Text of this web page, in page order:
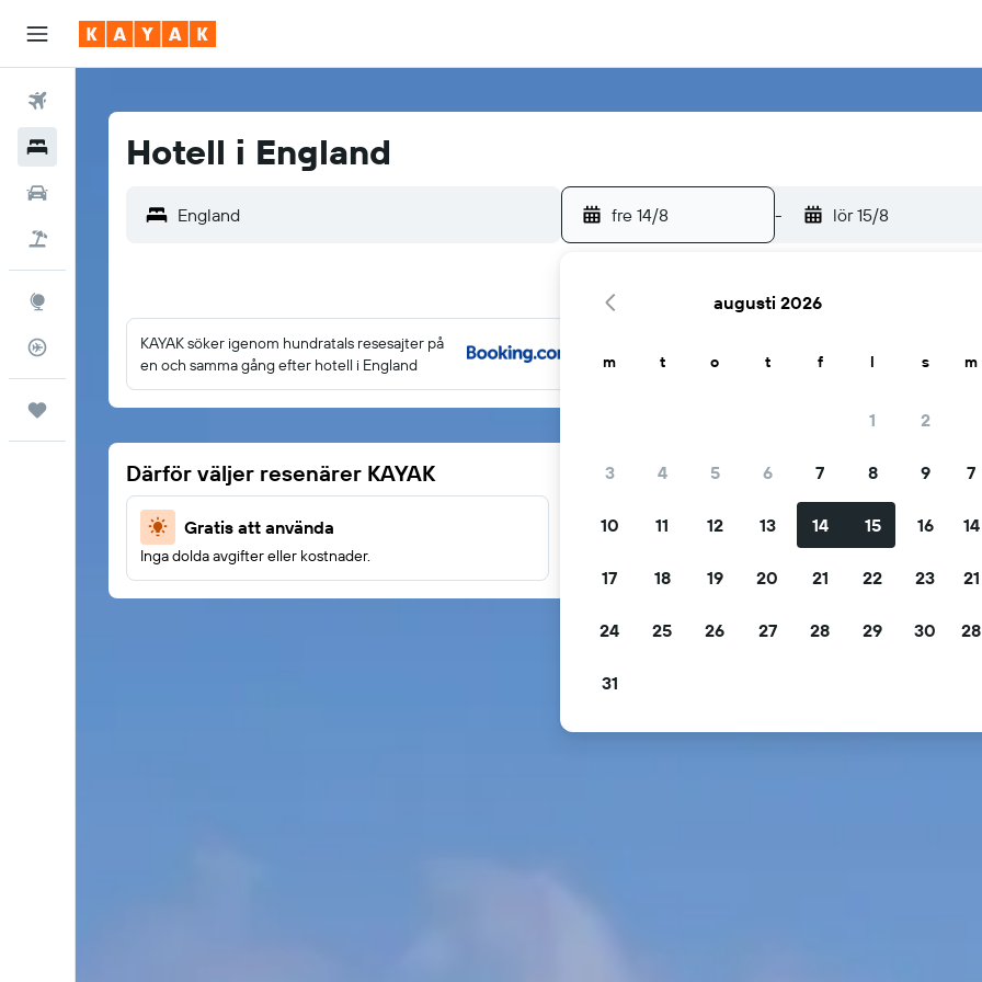
Flygstatus
Hotell i England
fre 14/8 - lör 15/8
KAYAK söker igenom hundratals resesajter på
en och samma gång efter hotell i England
Därför väljer resenärer KAYAK
Gratis att använda
Inga dolda avgifter eller kostnader.
Filtrera dina erbjudanden
augusti 2026
m t o t f l s
1 2
3 4 5 6 7 8 9
10 11 12 13 14 15 16
17 18 19 20 21 22 23
24 25 26 27 28 29 30
31
m
7
14
21
28